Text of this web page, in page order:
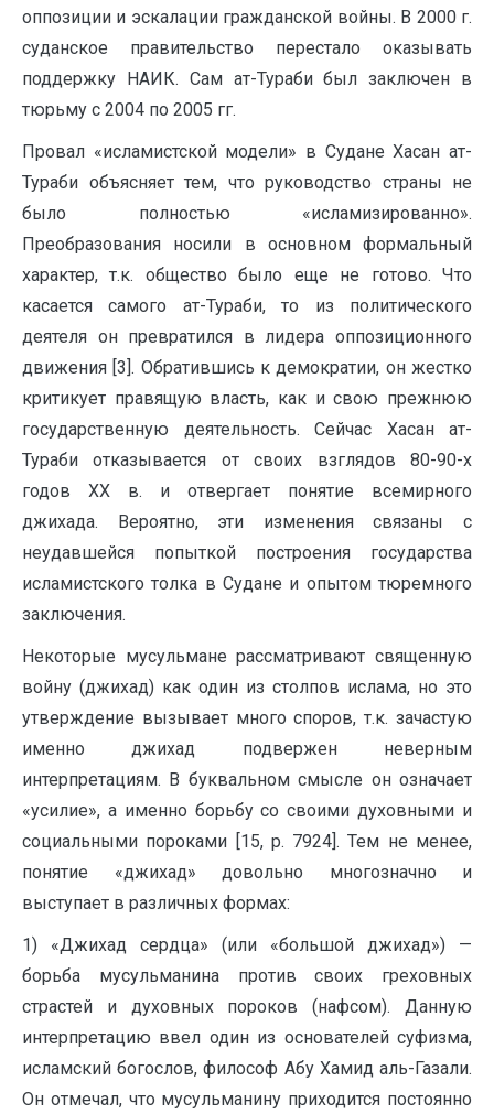
оппозиции и эскалации гражданской войны. В 2000 г.
суданское правительство перестало оказывать
поддержку НАИК. Сам ат-Тураби был заключен в
тюрьму с 2004 по 2005 гг.
Провал «исламистской модели» в Судане Хасан ат-
Тураби объясняет тем, что руководство страны не
было полностью «исламизированно».
Преобразования носили в основном формальный
характер, т.к. общество было еще не готово. Что
касается самого ат-Тураби, то из политического
деятеля он превратился в лидера оппозиционного
движения [3]. Обратившись к демократии, он жестко
критикует правящую власть, как и свою прежнюю
государственную деятельность. Сейчас Хасан ат-
Тураби отказывается от своих взглядов 80-90-х
годов XX в. и отвергает понятие всемирного
джихада. Вероятно, эти изменения связаны с
неудавшейся попыткой построения государства
исламистского толка в Судане и опытом тюремного
заключения.
Некоторые мусульмане рассматривают священную
войну (джихад) как один из столпов ислама, но это
утверждение вызывает много споров, т.к. зачастую
именно джихад подвержен неверным
интерпретациям. В буквальном смысле он означает
«усилие», а именно борьбу со своими духовными и
социальными пороками [15, p. 7924]. Тем не менее,
понятие «джихад» довольно многозначно и
выступает в различных формах:
1) «Джихад сердца» (или «большой джихад») —
борьба мусульманина против своих греховных
страстей и духовных пороков (нафсом). Данную
интерпретацию ввел один из основателей суфизма,
исламский богослов, философ Абу Хамид аль-Газали.
Он отмечал, что мусульманину приходится постоянно